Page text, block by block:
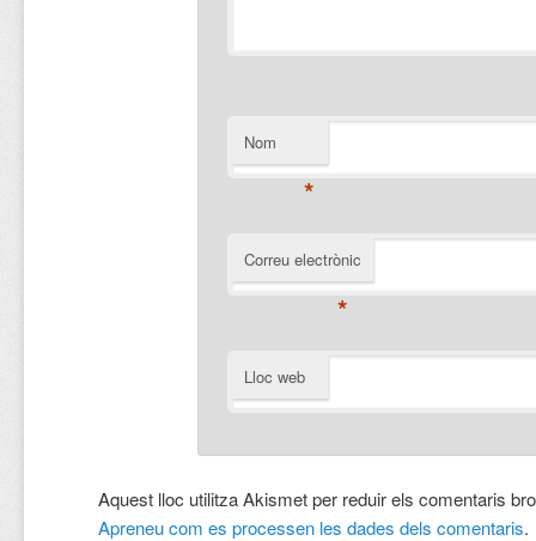
Nom
*
Correu electrònic
*
Lloc web
Aquest lloc utilitza Akismet per reduir els comentaris
Apreneu com es processen les dades dels comentaris.